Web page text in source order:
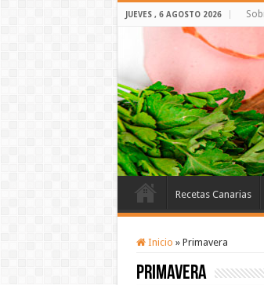
JUEVES , 6 AGOSTO 2026
Recetas Canarias
Inicio » Primavera
Primavera